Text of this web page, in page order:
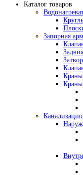
Каталог товаров
Запорная
Краны